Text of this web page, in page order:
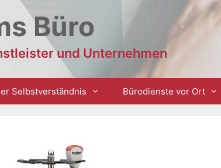
Büro
und Unternehmen
Selbstverständnis Bürodienste vor Ort